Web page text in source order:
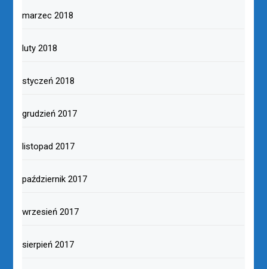
marzec 2018
luty 2018
styczeń 2018
grudzień 2017
listopad 2017
październik 2017
wrzesień 2017
sierpień 2017